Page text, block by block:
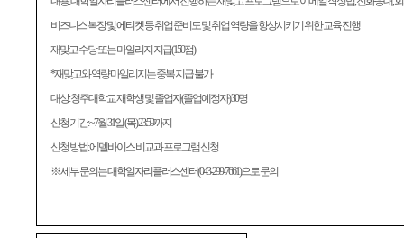
비즈니스 복장 및 에티켓 등 취업 준비도 및 취업 역량을 향상시키기 위한 교육 진행
재맞고 수당 또는 마일리지 지급(150점)
*재맞고와 역량 마일리지는 중복 지급 불가
대상:청주대학교 재학생 및 졸업자(졸업예정자) 30명
신청 기간: ~7월31일(목) 23:59까지
신청 방법:에델바이스 비교과 프로그램 신청
※세부 문의는 대학일자리플러스센터(043-299-7661)으로 문의